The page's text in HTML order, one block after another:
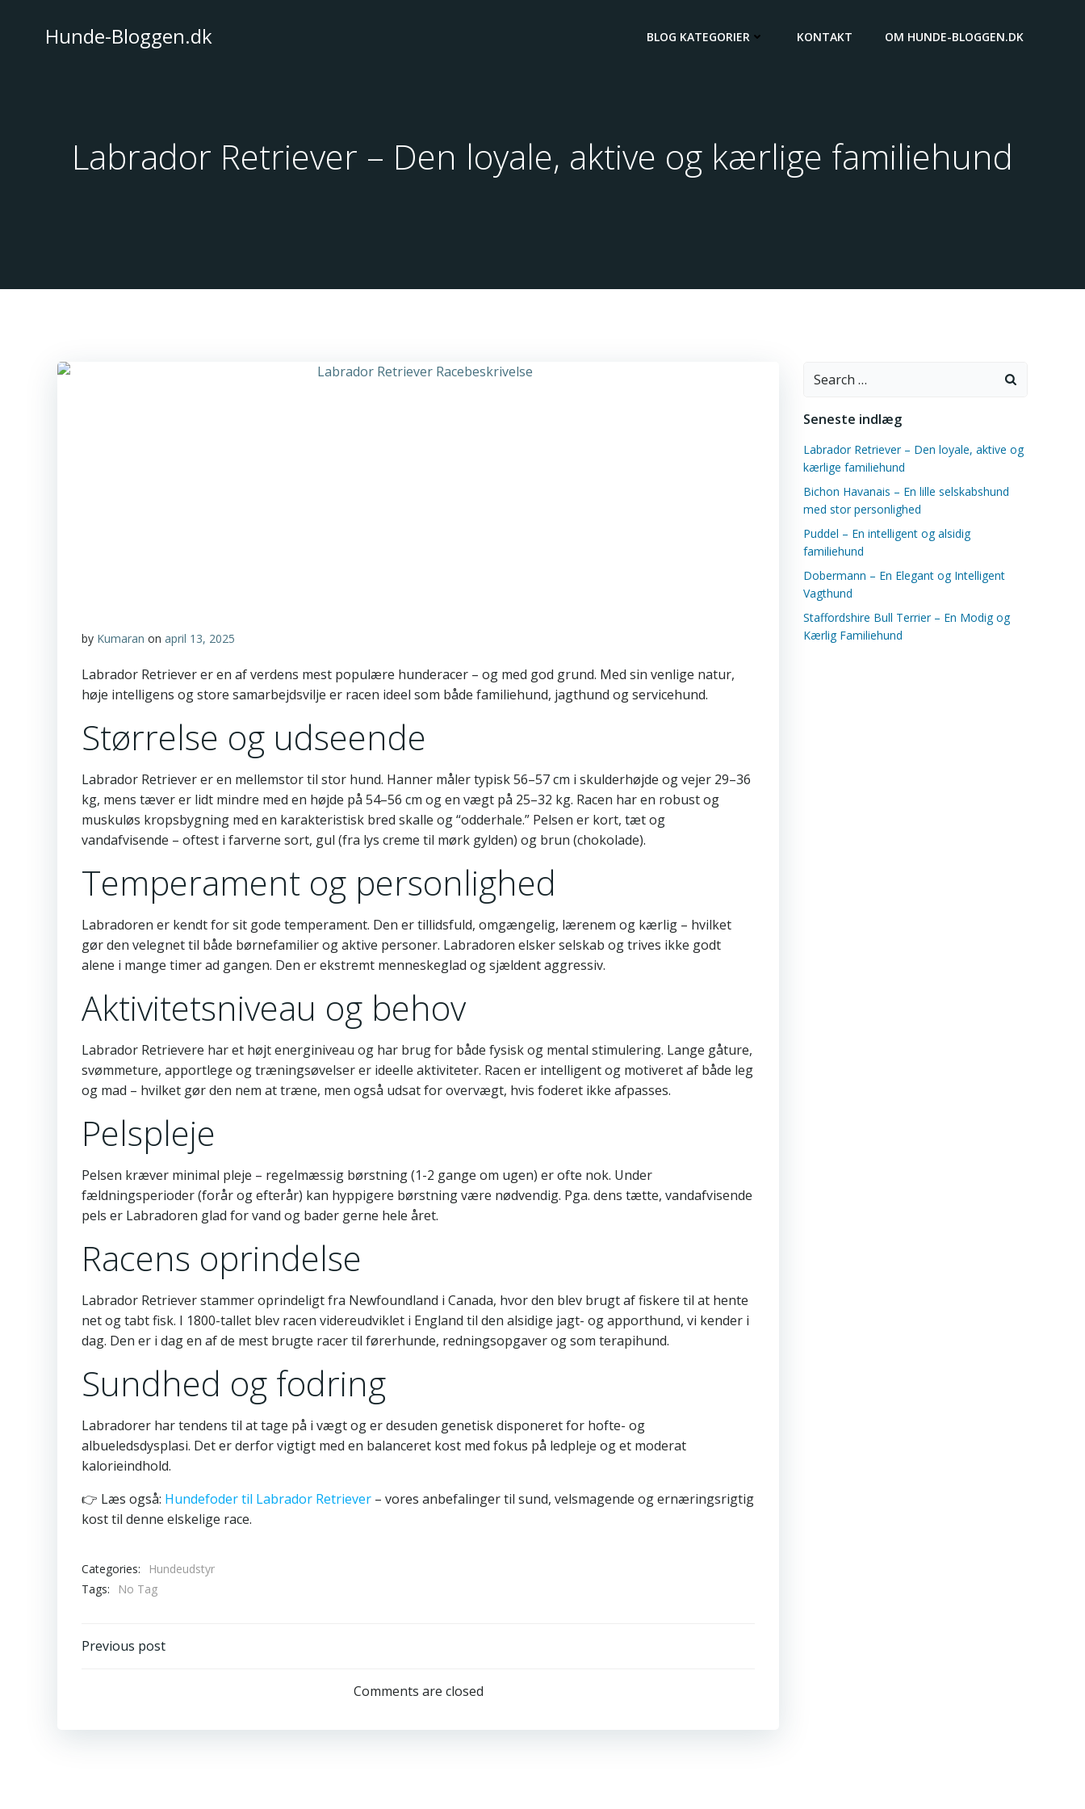
Hunde-Bloggen.dk BLOG KATEGORIER KONTAKT OM HUNDE-BLOGGEN.DK
Labrador Retriever – Den loyale, aktive og kærlige familiehund
by Kumaran on april 13, 2025
Labrador Retriever er en af verdens mest populære hunderacer – og med god grund. Med sin venlige natur,
høje intelligens og store samarbejdsvilje er racen ideel som både familiehund, jagthund og servicehund.
Størrelse og udseende
Labrador Retriever er en mellemstor til stor hund. Hanner måler typisk 56–57 cm i skulderhøjde og vejer 29–36
kg, mens tæver er lidt mindre med en højde på 54–56 cm og en vægt på 25–32 kg. Racen har en robust og
muskuløs kropsbygning med en karakteristisk bred skalle og “odderhale.” Pelsen er kort, tæt og
vandafvisende – oftest i farverne sort, gul (fra lys creme til mørk gylden) og brun (chokolade).
Temperament og personlighed
Labradoren er kendt for sit gode temperament. Den er tillidsfuld, omgængelig, lærenem og kærlig – hvilket
gør den velegnet til både børnefamilier og aktive personer. Labradoren elsker selskab og trives ikke godt
alene i mange timer ad gangen. Den er ekstremt menneskeglad og sjældent aggressiv.
Aktivitetsniveau og behov
Labrador Retrievere har et højt energiniveau og har brug for både fysisk og mental stimulering. Lange gåture,
svømmeture, apportlege og træningsøvelser er ideelle aktiviteter. Racen er intelligent og motiveret af både leg
og mad – hvilket gør den nem at træne, men også udsat for overvægt, hvis foderet ikke afpasses.
Pelspleje
Pelsen kræver minimal pleje – regelmæssig børstning (1-2 gange om ugen) er ofte nok. Under
fældningsperioder (forår og efterår) kan hyppigere børstning være nødvendig. Pga. dens tætte, vandafvisende
pels er Labradoren glad for vand og bader gerne hele året.
Racens oprindelse
Labrador Retriever stammer oprindeligt fra Newfoundland i Canada, hvor den blev brugt af fiskere til at hente
net og tabt fisk. I 1800-tallet blev racen videreudviklet i England til den alsidige jagt- og apporthund, vi kender i
dag. Den er i dag en af de mest brugte racer til førerhunde, redningsopgaver og som terapihund.
Sundhed og fodring
Labradorer har tendens til at tage på i vægt og er desuden genetisk disponeret for hofte- og
albueledsdysplasi. Det er derfor vigtigt med en balanceret kost med fokus på ledpleje og et moderat
kalorieindhold.
👉 Læs også: Hundefoder til Labrador Retriever – vores anbefalinger til sund, velsmagende og ernæringsrigtig
kost til denne elskelige race.
Categories:
Hundeudstyr
Tags:
No Tag
Post
Previous post
Comments are closed
Search
Seneste indlæg
Labrador Retriever – Den loyale, aktive og
kærlige familiehund
Bichon Havanais – En lille selskabshund
med stor personlighed
Puddel – En intelligent og alsidig
familiehund
Dobermann – En Elegant og Intelligent
Vagthund
Staffordshire Bull Terrier – En Modig og
Kærlig Familiehund